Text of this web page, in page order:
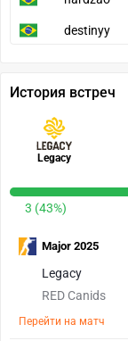
destinyy
История встреч
Legacy
3 (43%)
Legacy
RED Canids
Перейти на матч
Major 2025